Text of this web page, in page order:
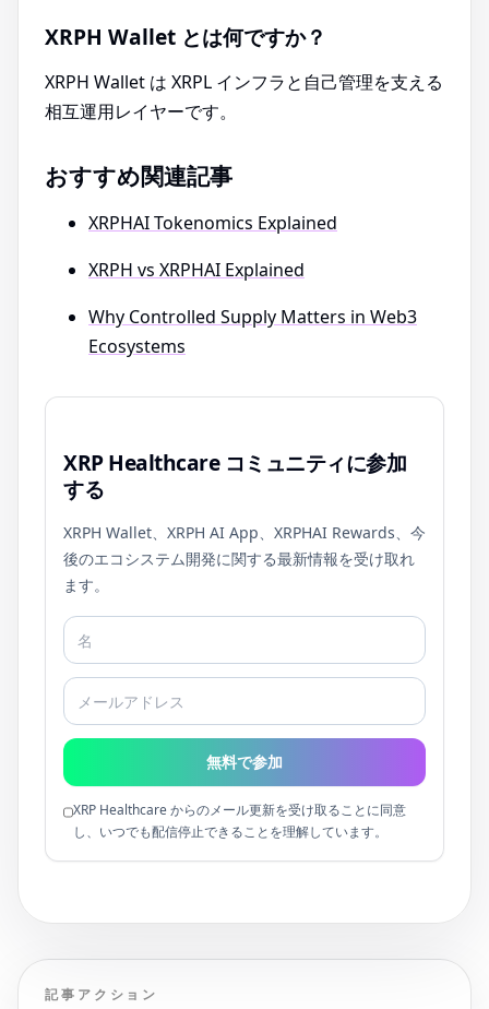
XRPH Wallet とは何ですか？
XRPH Wallet は XRPL インフラと自己管理を支える
相互運用レイヤーです。
おすすめ関連記事
XRPHAI Tokenomics Explained
XRPH vs XRPHAI Explained
Why Controlled Supply Matters in Web3
Ecosystems
XRP Healthcare コミュニティに参加
する
XRPH Wallet、XRPH AI App、XRPHAI Rewards、今
後のエコシステム開発に関する最新情報を受け取れ
ます。
無料で参加
XRP Healthcare からのメール更新を受け取ることに同意
し、いつでも配信停止できることを理解しています。
記事アクション